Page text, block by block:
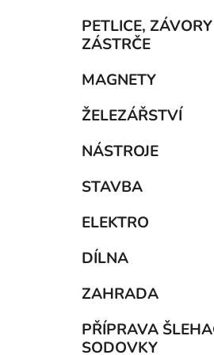
PETLICE,
ZÁSTRČE
MAGNETY
ŽELEZÁŘSTVÍ
NÁSTROJE
STAVBA
ELEKTRO
DÍLNA
ZAHRADA
PŘÍPRAVA
SODOVKY